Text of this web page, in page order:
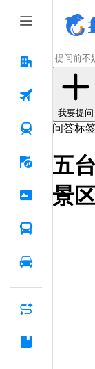
我要提问
问答标
五
景